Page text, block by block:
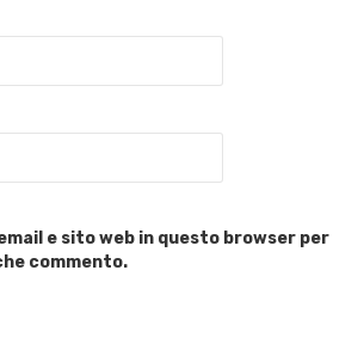
e sito web in questo browser per
commento.